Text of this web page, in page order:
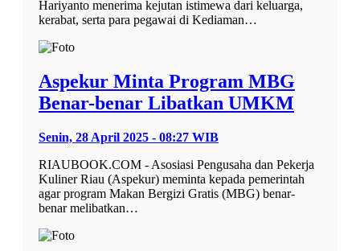
Hariyanto menerima kejutan istimewa dari keluarga,
kerabat, serta para pegawai di Kediaman…
Aspekur Minta Program MBG
Benar-benar Libatkan UMKM
Senin, 28 April 2025 - 08:27 WIB
RIAUBOOK.COM - Asosiasi Pengusaha dan Pekerja
Kuliner Riau (Aspekur) meminta kepada pemerintah
agar program Makan Bergizi Gratis (MBG) benar-
benar melibatkan…